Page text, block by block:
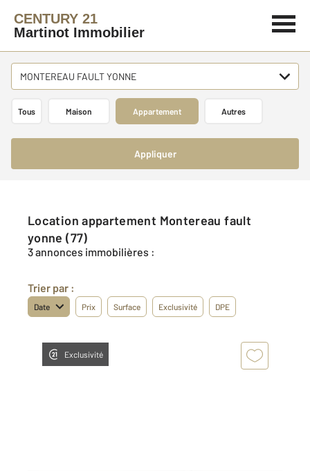
CENTURY 21
Martinot Immobilier
MONTEREAU FAULT YONNE
Tous Maison Appartement Autres
Appliquer
Location appartement Montereau fault
yonne (77)
3 annonces immobilières :
Trier par :
Date Prix Surface Exclusivité DPE
Exclusivité